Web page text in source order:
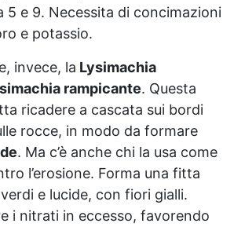
5 e 9. Necessita di concimazioni
e potassio.
invece, la Lysimachia
rampicante. Questa
ricadere a cascata sui bordi
rocce, in modo da formare
. Ma c’è anche chi la usa come
l’erosione. Forma una fitta
e lucide, con fiori gialli.
i nitrati in eccesso, favorendo